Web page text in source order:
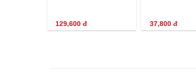
129,600đ 37,800 đ